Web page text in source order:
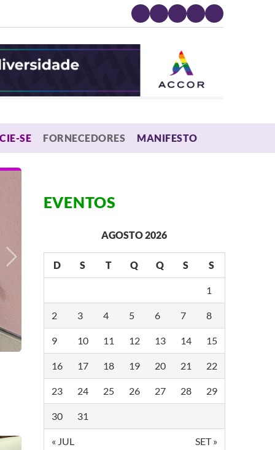
SE FORNECEDORES MANIFESTO
EVENTOS
AGOSTO 2026
D S T Q Q S S
1
2 3 4 5 6 7 8
9 10 11 12 13 14 15
16 17 18 19 20 21 22
23 24 25 26 27 28 29
30 31
« JUL SET »